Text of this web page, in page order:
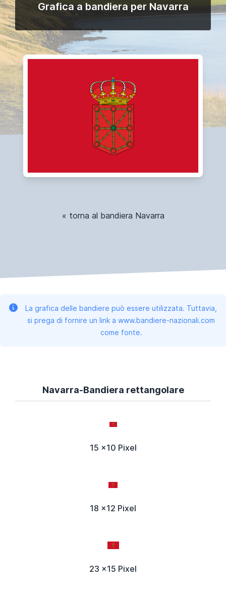
Grafica a bandiera per Navarra
« torna al bandiera Navarra
La grafica delle bandiere può essere utilizzata. Tuttavia,
si prega di fornire un link a www.bandiere-nazionali.com
come fonte.
Navarra-Bandiera rettangolare
15 x10 Pixel
18 x12 Pixel
23 x15 Pixel